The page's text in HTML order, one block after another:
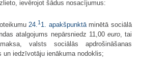
ievērojot šādus nosacījumus:
24.1 1. apakšpunktāminētā sociālā
atalgojums nepārsniedz 11,00 euro, tai
valsts sociālās apdrošināšanas
un iedzīvotāju ienākuma nodoklis;